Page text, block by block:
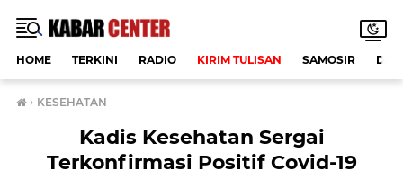
HOME TERKINI RADIO KIRIM TULISAN SAMOSIR
› KESEHATAN
Kadis Kesehatan Sergai
Terkonfirmasi Positif Covid-19